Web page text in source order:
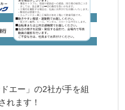
エー」の2社が手を組
れます！